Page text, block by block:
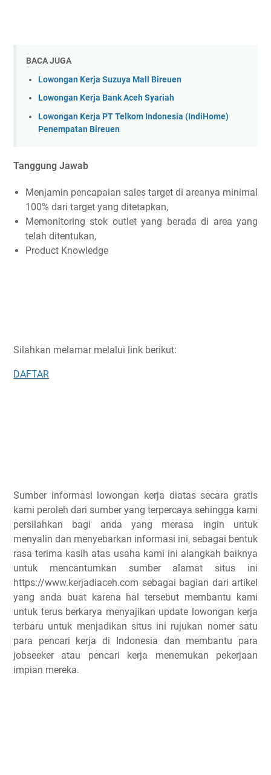
BACA JUGA
Lowongan Kerja Suzuya Mall Bireuen
Lowongan Kerja Bank Aceh Syariah
Lowongan Kerja PT Telkom Indonesia (IndiHome)
Penempatan Bireuen
Tanggung Jawab
Menjamin pencapaian sales target di areanya minimal
100% dari target yang ditetapkan,
Memonitoring stok outlet yang berada di area yang
telah ditentukan,
Product Knowledge
Silahkan melamar melalui link berikut:
DAFTAR
Sumber informasi lowongan kerja diatas secara gratis
kami peroleh dari sumber yang terpercaya sehingga kami
persilahkan bagi anda yang merasa ingin untuk
menyalin dan menyebarkan informasi ini, sebagai bentuk
rasa terima kasih atas usaha kami ini alangkah baiknya
untuk mencantumkan sumber alamat situs ini
https://www.kerjadiaceh.com sebagai bagian dari artikel
yang anda buat karena hal tersebut membantu kami
untuk terus berkarya menyajikan update lowongan kerja
terbaru untuk menjadikan situs ini rujukan nomer satu
para pencari kerja di Indonesia dan membantu para
jobseeker atau pencari kerja menemukan pekerjaan
impian mereka.